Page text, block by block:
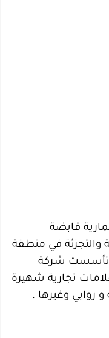
قابضة
والتجزئة في منطقة
, تأسست شركة
الشركة علامات تجارية شهيرة
روابي وغيرها .